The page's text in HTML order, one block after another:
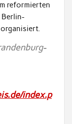
reformierten
Berlin-
index.p